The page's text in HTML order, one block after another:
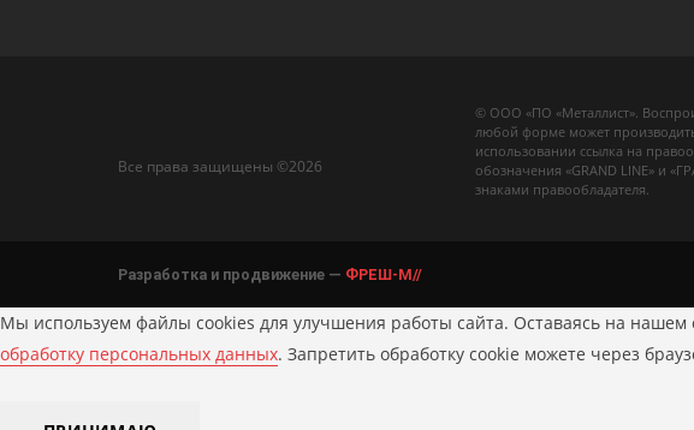
Все права защищены ©2026
© ООО «ПО «Металлист».
любой форме может
использовании ссылка на
обозначения «GRAND LINE» и
знаками правообладателя.
Разработка и продвижение — ФРЕШ-М//
Мы используем файлы cookies для улучшения работы сайта. Оставаясь на нашем
обработку персональных данных. Запретить обработку cookie можете через